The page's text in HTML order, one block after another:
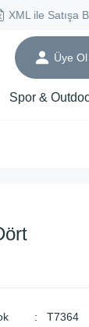
XML ile Satışa
Üye Ol
Spor &
T7364